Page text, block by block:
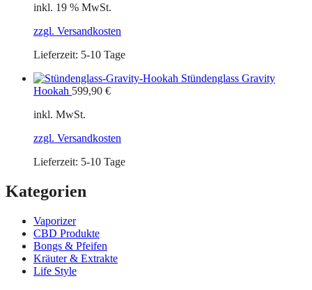
inkl. 19 % MwSt.
zzgl. Versandkosten
Lieferzeit: 5-10 Tage
Stündenglass Gravity
Hookah 599,90 €
inkl. MwSt.
zzgl. Versandkosten
Lieferzeit: 5-10 Tage
Kategorien
Vaporizer
CBD Produkte
Bongs & Pfeifen
Kräuter & Extrakte
Life Style